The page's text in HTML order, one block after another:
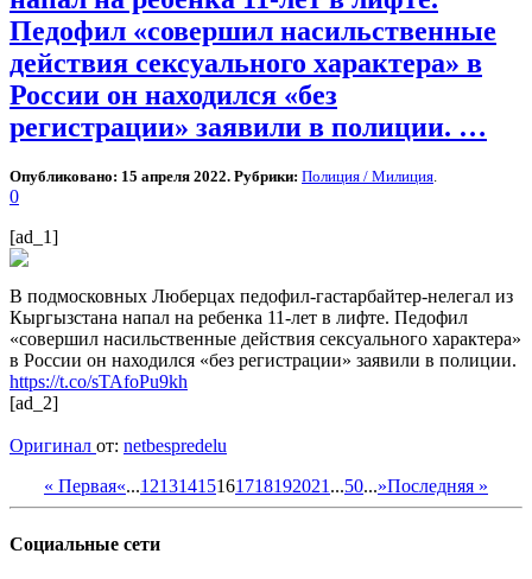
Педофил «совершил насильственные
действия сексуального характера» в
России он находился «без
регистрации» заявили в полиции. …
Опубликовано: 15 апреля 2022. Рубрики: Полиция / Милиция
0
[ad_1]
В подмосковных Люберцах педофил-гастарбайтер-нелегал из
Кыргызстана напал на ребенка 11-лет в лифте. Педофил
«совершил насильственные действия сексуального характера»
в России он находился «без регистрации» заявили в полиции.
https://t.co/sTAfoPu9kh
[ad_2]
Оригинал от: netbespredelu
« Первая«...12131415161718192021 ...50...»Последняя »
Социальные сети